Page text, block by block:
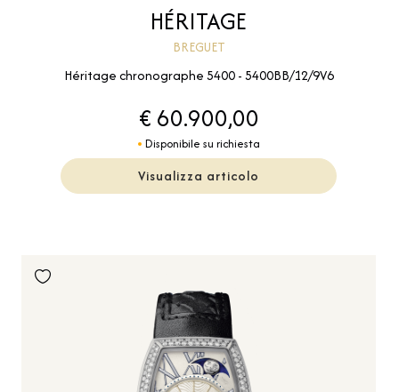
HÉRITAGE
BREGUET
Héritage chronographe 5400 - 5400BB/12/9V6
€ 60.900,00
Disponibile su richiesta
Visualizza articolo